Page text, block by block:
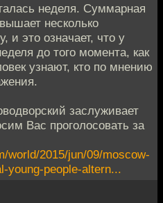
неделя. Суммарная
несколько
и это означает, что у
до того момента, как
узнают, кто по мнению
заслуживает
Вас проголосовать за
world/2015/jun/09/moscow-
young-people-altern...